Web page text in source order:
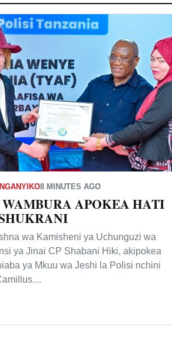
8 MINUTES AGO
APOKEA HATI
wa Kamisheni ya Uchunguzi wa
ya Jinai CP Shabani Hiki, akipokea
ya Mkuu wa Jeshi la Polisi nchini